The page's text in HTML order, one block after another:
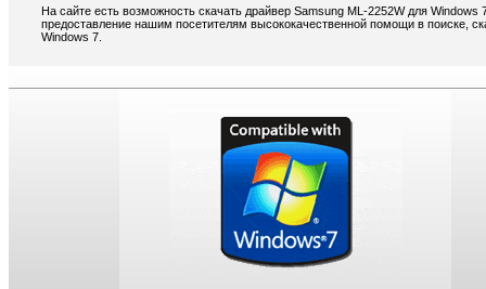
На сайте есть возможность скачать драйвер Samsung ML-2252W для
предоставление нашим посетителям высококачественной помощи в поиске,
Windows 7.